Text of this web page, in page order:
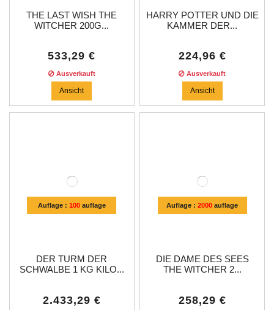
THE LAST WISH THE
WITCHER 200G...
533,29 €
Ausverkauft
Ansicht
HARRY POTTER UND DIE
KAMMER DER...
224,96 €
Ausverkauft
Ansicht
Auflage : 100auflage
DER TURM DER
SCHWALBE 1 KG KILO...
2.433,29 €
Auflage :2000 auflage
DIE DAME DES SEES
THE WITCHER 2...
258,29 €